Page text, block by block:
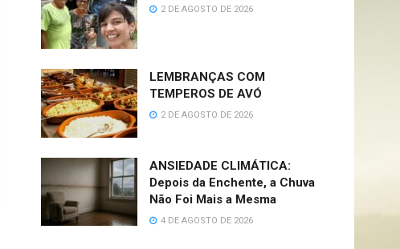
2 DE AGOSTO DE 2026
LEMBRANÇAS COM
TEMPEROS DE AVÓ
2 DE AGOSTO DE 2026
ANSIEDADE CLIMÁTICA:
Depois da Enchente, a Chuva
Não Foi Mais a Mesma
4 DE AGOSTO DE 2026